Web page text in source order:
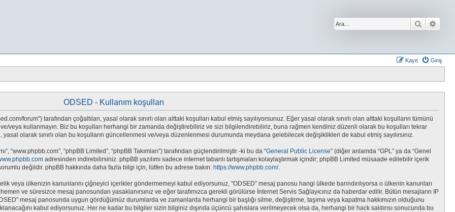
Ara
Giriş
Kayıt
ODSED - Kullanım koşulları
forum") tarafından çoğaltılan, yasal olarak sınırlı olan alttaki koşulları kabul etmiş sayılıyorsunuz. Eğer yasal olarak sınırlı olan alttaki koşulların tümünü
veya kullanmayın. Biz bu koşulları herhangi bir zamanda değiştirebiliriz ve sizi bilgilendirebiliriz, buna rağmen kendiniz düzenli olarak bu koşulları tekrar
olarak sınırlı olan bu koşulların güncellenmesi ve/veya düzenlenmesi durumunda meydana gelebilecek değişiklikleri de kabul etmiş sayılırsınız.
“www.phpbb.com”, “phpBB Limited”, “phpBB Takımları”) tarafından güçlendirilmiştir -ki bu da “General Public License” (diğer anlamda “GPL” ya da “Genel
adresinden indirebilirsiniz. phpBB yazılımı sadece internet tabanlı tartışmaları kolaylaştırmak içindir; phpBB Limited müsaade edilebilir içerik
değildir. phpBB hakkında daha fazla bilgi için, lütfen bu adrese bakın: https://www.phpbb.com/.
veya ülkenizin kanunlarını çiğneyici içerikler göndermemeyi kabul ediyorsunuz, "ODSED" mesaj panosu hangi ülkede barındırılıyorsa o ülkenin kanunları
ve süresizce mesaj panosundan yasaklanırsınız ve eğer tarafımızca gerekli görülürse İnternet Servis Sağlayıcınız da haberdar edilir. Bütün mesajların IP
mesaj panosunda uygun gördüğümüz durumlarda ve zamanlarda herhangi bir başlığı silme, değiştirme, taşıma veya kapatma hakkımızın olduğunu
kabul ediyorsunuz. Her ne kadar bu bilgiler sizin bilginiz dışında üçüncü şahıslara verilmeyecek olsa da, herhangi bir hack saldırısı sonucunda bu